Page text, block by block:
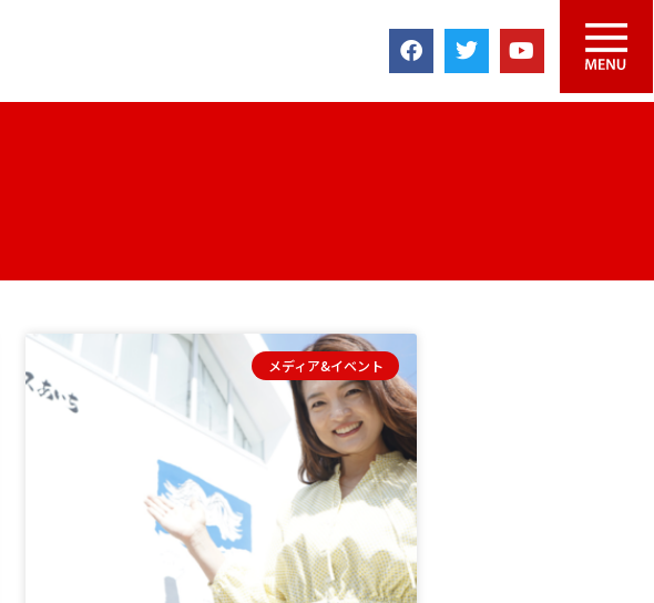
メディア&イベント